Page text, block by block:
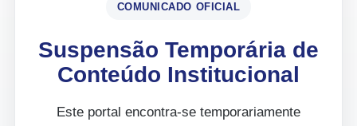
COMUNICADO OFICIAL
Suspensão Temporária de
Conteúdo Institucional
Este portal encontra-se temporariamente